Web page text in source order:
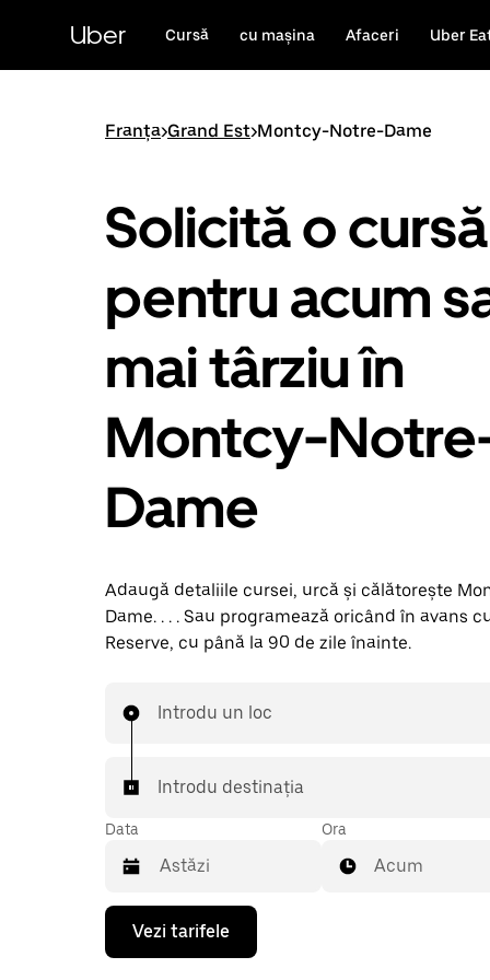
conținutul
principal
Uber Cursă cu mașina Afaceri Uber
Franța>Grand Est>Montcy-Notre-Dame
Solicită o cursă
pentru acum
mai târziu în
Montcy-
Dame
Adaugă detaliile cursei, urcă și călătorește
Dame. . . . Sau programează oricând în avans
Reserve, cu până la 90 de zile înainte.
Introdu un loc
Introdu destinația
Data
Pentru
deschide
Ora
Acum
Vezi tarifele